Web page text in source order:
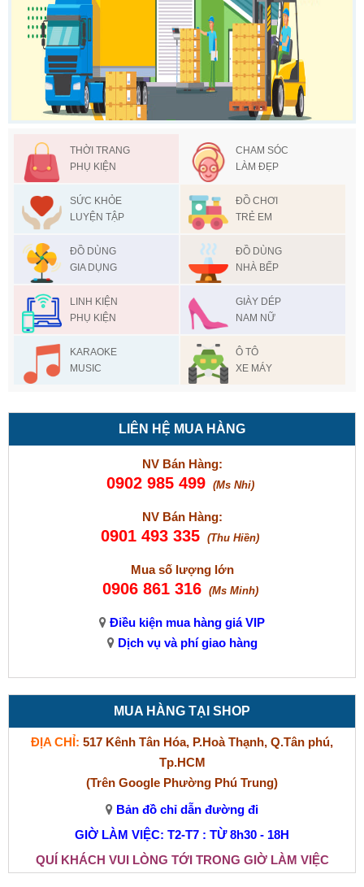
THỜI TRANG
PHỤ KIỆN
CHAM SÓC
LÀM ĐẸP
SỨC KHỎE
LUYỆN TẬP
ĐỒ CHƠI
TRẺ EM
ĐỒ DÙNG
GIA DỤNG
ĐỒ DÙNG
NHÀ BẾP
LINH KIỆN
PHỤ KIỆN
GIÀY DÉP
NAM NỮ
KARAOKE
MUSIC
Ô TÔ
XE MÁY
LIÊN HỆ MUA HÀNG
NV Bán Hàng:
0902 985 499 (Ms Nhi)
NV Bán Hàng:
0901 493 335 (Thu Hiền)
Mua số lượng lớn
0906 861 316 (Ms Minh)
Điều kiện mua hàng giá VIP
Dịch vụ và phí giao hàng
MUA HÀNG TẠI SHOP
ĐỊA CHỈ: 517 Kênh Tân Hóa, P.Hoà Thạnh, Q.Tân phú,
Tp.HCM
(Trên Google Phường Phú Trung)
Bản đồ chỉ dẫn đường đi
GIỜ LÀM VIỆC: T2-T7 : TỪ 8h30 - 18H
QUÍ KHÁCH VUI LÒNG TỚI TRONG GIỜ LÀM VIỆC